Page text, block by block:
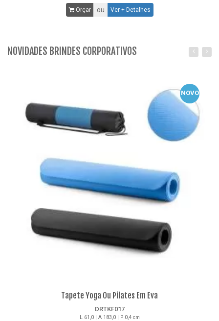
Orçar ou Ver + Detalhes
NOVIDADES BRINDES CORPORATIVOS
NOVO
Tapete Yoga Ou Pilates Em Eva
DRTKF017
L 61,0 | A 183,0 | P 0,4 cm